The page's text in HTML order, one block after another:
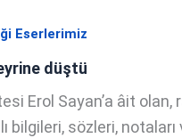
Eserlerimiz
düştü
Erol Sayan’a âit olan,
bilgileri, sözleri,